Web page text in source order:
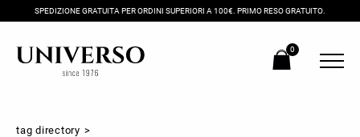
SPEDIZIONE GRATUITA PER ORDINI SUPERIORI A 100€. PRIMO RESO GRATUITO.
0
tag directory >